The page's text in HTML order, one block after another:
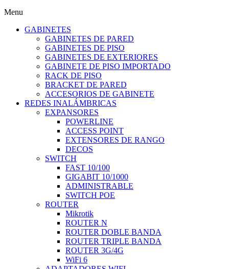
Menu
GABINETES
GABINETES DE PARED
GABINETES DE PISO
GABINETES DE EXTERIORES
GABINETE DE PISO IMPORTADO
RACK DE PISO
BRACKET DE PARED
ACCESORIOS DE GABINETE
REDES INALÁMBRICAS
EXPANSORES
POWERLINE
ACCESS POINT
EXTENSORES DE RANGO
DECOS
SWITCH
FAST 10/100
GIGABIT 10/1000
ADMINISTRABLE
SWITCH POE
ROUTER
Mikrotik
ROUTER N
ROUTER DOBLE BANDA
ROUTER TRIPLE BANDA
ROUTER 3G/4G
WiFi 6